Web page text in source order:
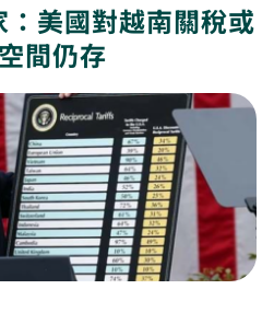
美國對越南關稅或
間仍存